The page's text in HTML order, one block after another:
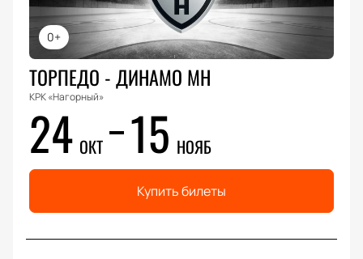
0+
ТОРПЕДО - ДИНАМО МН
КРК «Нагорный»
24 ОКТ 15 НОЯБ
Купить билеты